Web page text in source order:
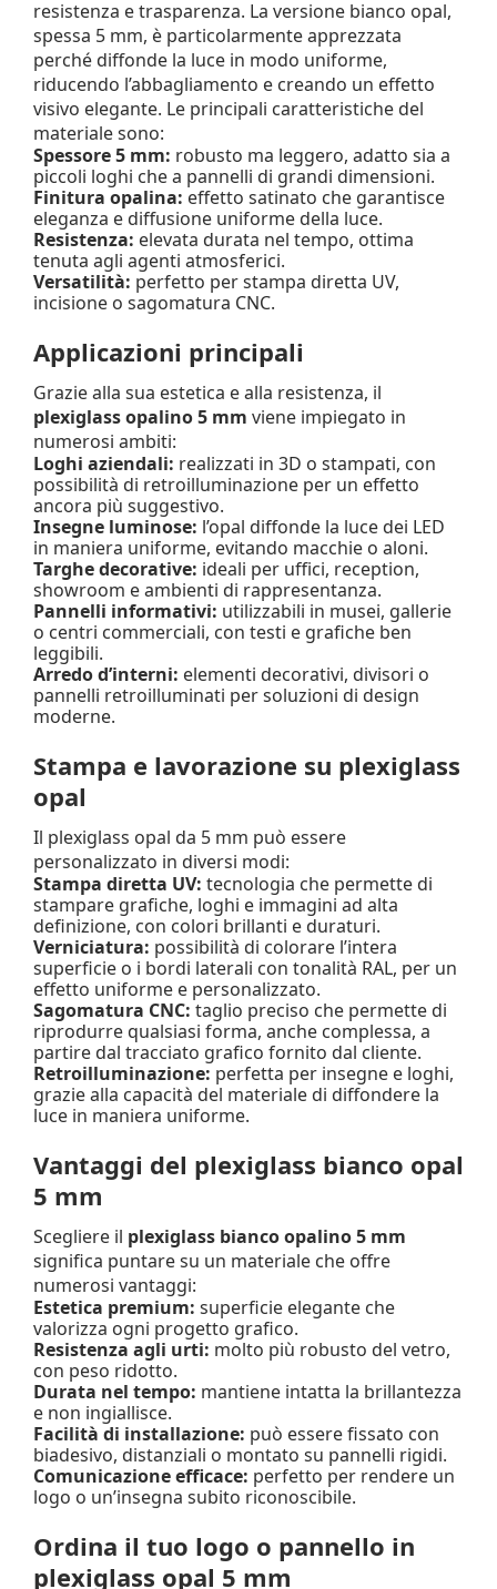
resistenza e trasparenza. La versione bianco opal,
spessa 5 mm, è particolarmente apprezzata
perché diffonde la luce in modo uniforme,
riducendo l’abbagliamento e creando un effetto
visivo elegante. Le principali caratteristiche del
materiale sono:
Spessore 5 mm: robusto ma leggero, adatto sia a
piccoli loghi che a pannelli di grandi dimensioni.
Finitura opalina: effetto satinato che garantisce
eleganza e diffusione uniforme della luce.
Resistenza: elevata durata nel tempo, ottima
tenuta agli agenti atmosferici.
Versatilità: perfetto per stampa diretta UV,
incisione o sagomatura CNC.
Applicazioni principali
Grazie alla sua estetica e alla resistenza, il
plexiglass opalino 5 mm viene impiegato in
numerosi ambiti:
Loghi aziendali: realizzati in 3D o stampati, con
possibilità di retroilluminazione per un effetto
ancora più suggestivo.
Insegne luminose: l’opal diffonde la luce dei LED
in maniera uniforme, evitando macchie o aloni.
Targhe decorative: ideali per uffici, reception,
showroom e ambienti di rappresentanza.
Pannelli informativi: utilizzabili in musei, gallerie
o centri commerciali, con testi e grafiche ben
leggibili.
Arredo d’interni: elementi decorativi, divisori o
pannelli retroilluminati per soluzioni di design
moderne.
Stampa e lavorazione su plexiglass
opal
Il plexiglass opal da 5 mm può essere
personalizzato in diversi modi:
Stampa diretta UV: tecnologia che permette di
stampare grafiche, loghi e immagini ad alta
definizione, con colori brillanti e duraturi.
Verniciatura: possibilità di colorare l’intera
superficie o i bordi laterali con tonalità RAL, per un
effetto uniforme e personalizzato.
Sagomatura CNC: taglio preciso che permette di
riprodurre qualsiasi forma, anche complessa, a
partire dal tracciato grafico fornito dal cliente.
Retroilluminazione: perfetta per insegne e loghi,
grazie alla capacità del materiale di diffondere la
luce in maniera uniforme.
Vantaggi del plexiglass bianco opal
5 mm
Scegliere il plexiglass bianco opalino 5 mm
significa puntare su un materiale che offre
numerosi vantaggi:
Estetica premium: superficie elegante che
valorizza ogni progetto grafico.
Resistenza agli urti: molto più robusto del vetro,
con peso ridotto.
Durata nel tempo: mantiene intatta la brillantezza
e non ingiallisce.
Facilità di installazione: può essere fissato con
biadesivo, distanziali o montato su pannelli rigidi.
Comunicazione efficace: perfetto per rendere un
logo o un’insegna subito riconoscibile.
Ordina il tuo logo o pannello in
plexiglass opal 5 mm